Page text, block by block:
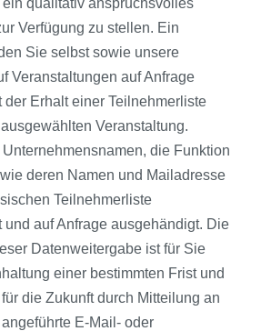
Verfügung zu stellen. Ein
Sie selbst sowie unsere
Veranstaltungen auf Anfrage
der Erhalt einer Teilnehmerliste
Veranstaltung.
die Funktion
deren Namen und Mailadresse
Teilnehmerliste
und auf Anfrage ausgehändigt. Die
Datenweitergabe ist für Sie
einer bestimmten Frist und
die Zukunft durch Mitteilung an
E-Mail- oder